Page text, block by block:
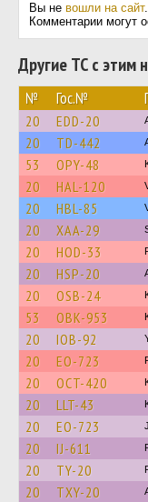
Вы не вошли на сайт.
Комментарии могут
Другие ТС с этим
№ Гос.№
20 EDD-20
20 TD-442
53 OPY-48
20 HAL-120
20 HBL-85
20 XAA-29
20 HOD-33
20 HSP-20
20 OSB-24
53 OBK-953
20 IOB-92
20 EO-723
20 OCT-420
20 LLT-43
20 EO-723
20 IJ-611
20 TY-20
20 TXY-20